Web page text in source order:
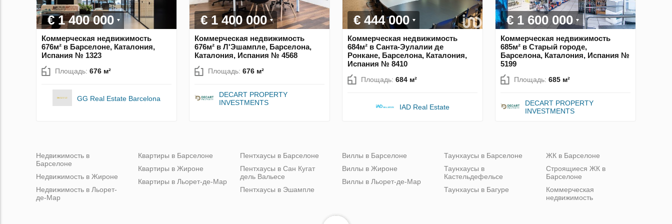
€ 1 400 000
Коммерческая недвижимость
676м² в Барселоне, Каталония,
Испания № 1323
Площадь: 676 м²
GG Real Estate Barcelona
€ 1 400 000
Коммерческая недвижимость
676м² в Л'Эшампле, Барселона,
Каталония, Испания № 4568
Площадь: 676 м²
DECART PROPERTY
INVESTMENTS
€ 444 000
Коммерческая недвижимость
684м² в Санта-Эулалии де
Ронкане, Барселона, Каталония,
Испания № 8410
Площадь: 684 м²
IAD Real Estate
€ 1 600 000
Коммерческая недвижимость
685м² в Старый городе,
Барселона, Каталония, Испания №
5199
Площадь: 685 м²
DECART PROPERTY
INVESTMENTS
Недвижимость в
Барселоне
Недвижимость в Жироне
Недвижимость в Льорет-
де-Мар
Квартиры в Барселоне
Квартиры в Жироне
Квартиры в Льорет-де-Мар
Пентхаусы в Барселоне
Пентхаусы в Сан Кугат
дель Вальесе
Пентхаусы в Эшампле
Виллы в Барселоне
Виллы в Жироне
Виллы в Льорет-де-Мар
Таунхаусы в Барселоне
Таунхаусы в
Кастельдефельсе
Таунхаусы в Багуре
ЖК в Барселоне
Строящиеся ЖК в
Барселоне
Коммерческая
недвижимость